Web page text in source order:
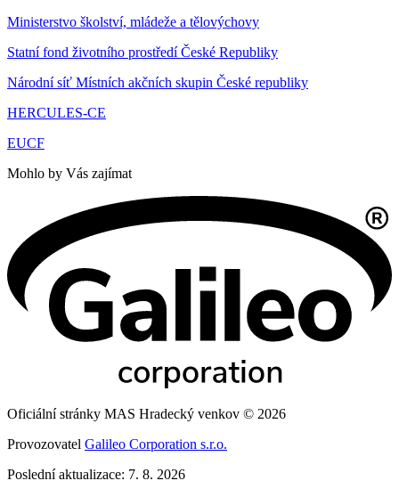
Ministerstvo školství, mládeže a tělovýchovy
Statní fond životního prostředí České Republiky
Národní síť Místních akčních skupin České republiky
HERCULES-CE
EUCF
Mohlo by Vás zajímat
Oficiální stránky MAS Hradecký venkov © 2026
Provozovatel Galileo Corporation s.r.o.
Poslední aktualizace: 7. 8. 2026